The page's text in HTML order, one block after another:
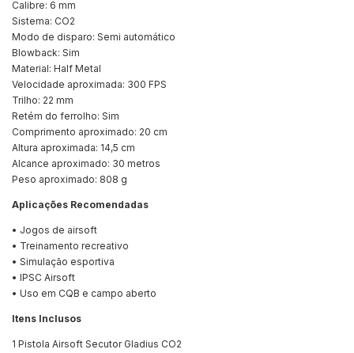
Calibre: 6 mm
Sistema: CO2
Modo de disparo: Semi automático
Blowback: Sim
Material: Half Metal
Velocidade aproximada: 300 FPS
Trilho: 22 mm
Retém do ferrolho: Sim
Comprimento aproximado: 20 cm
Altura aproximada: 14,5 cm
Alcance aproximado: 30 metros
Peso aproximado: 808 g
Aplicações Recomendadas
• Jogos de airsoft
• Treinamento recreativo
• Simulação esportiva
• IPSC Airsoft
• Uso em CQB e campo aberto
Itens Inclusos
1 Pistola Airsoft Secutor Gladius CO2